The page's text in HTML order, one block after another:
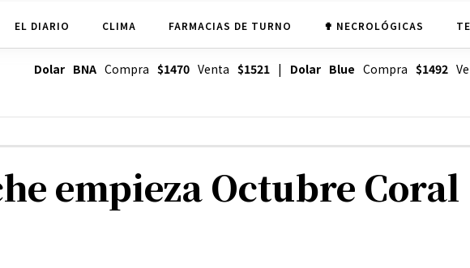
EL DIARIO CLIMA FARMACIAS DE TURNO ✟ NECROLÓGICAS
Dolar BNACompra $1470Venta $1521| Dolar Blue Compra $1492
empieza Octubre Coral